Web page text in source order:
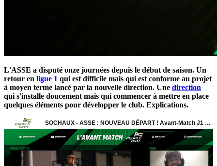
L'ASSE a disputé onze journées depuis le début de saison. Un
retour en ligue 1 qui est difficile mais qui est conforme au projet
à moyen terme lancé par la nouvelle direction. Une direction
qui s'installe doucement mais qui commencer à mettre en place
quelques éléments pour développer le club. Explications.